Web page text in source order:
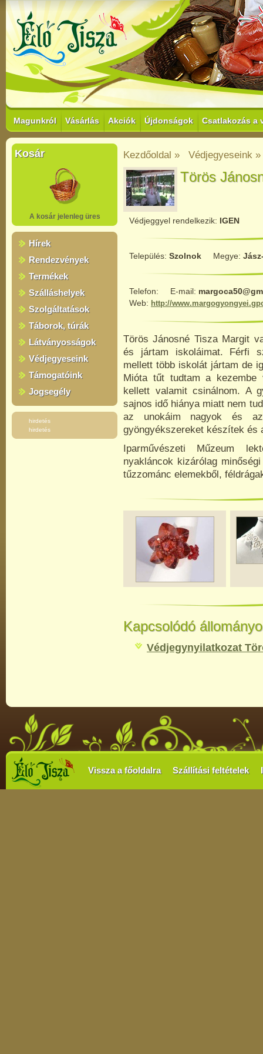
Magunkról Vásárlás Akciók Újdonságok Csatlakozás a
Kosár
A kosár jelenleg üres
Hírek
Rendezvények
Termékek
Szálláshelyek
Szolgáltatások
Táborok, túrák
Látványosságok
Védjegyeseink
Támogatóink
Jogsegély
hirdetés
hirdetés
Kezdőoldal » Védjegyeseink »
Törös
Védjeggyel rendelkezik: IGEN
Település: Szolnok Megye:
Telefon: E-mail:
Web: http://
Törös Jánosné Tisza Margit
és jártam iskoláimat. Férfi
mellett több iskolát jártam de
Mióta tűt tudtam a kezembe
kellett valamit csinálnom. A
sajnos idő hiánya miatt nem
az unokáim nagyok és
gyöngyékszereket készítek és
Iparművészeti Műzeum
nyakláncok kizárólag
tűzzománc elemekből,
Kapcsolódó
Védjegynyilatkozat
Vissza a főoldalra Szállítási feltételek